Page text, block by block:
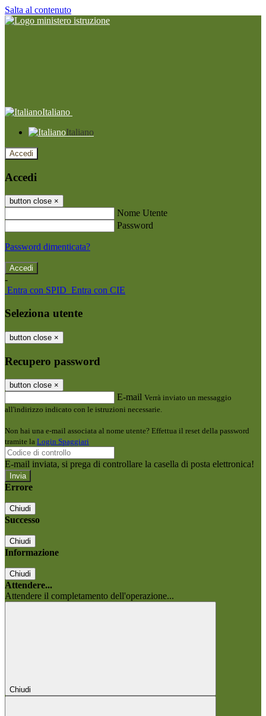
Salta al contenuto
Italiano
Italiano
Accedi
Accedi
button close ×
Nome Utente
Password
Password dimenticata?
-
Entra con SPID Entra con CIE
Seleziona utente
button close ×
Recupero password
button close ×
E-mail Verrà inviato un messaggio
all'indirizzo indicato con le istruzioni necessarie.
Non hai una e-mail associata al nome utente? Effettua il reset della password
tramite la Login Spaggiari
E-mail inviata, si prega di controllare la casella di posta elettronica!
Errore
Chiudi
Successo
Chiudi
Informazione
Chiudi
Attendere...
Attendere il completamento dell'operazione...
Chiudi